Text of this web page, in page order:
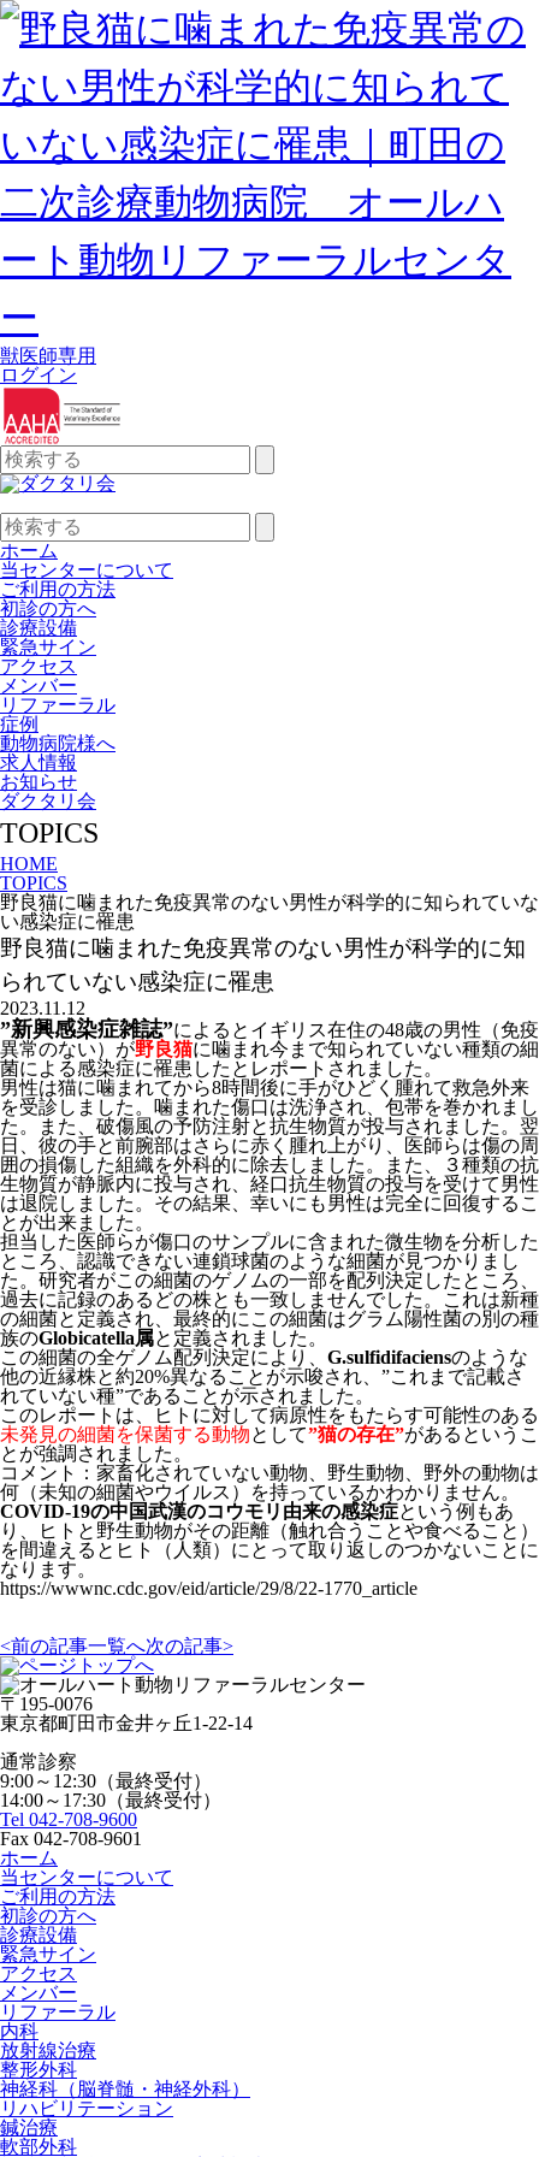
獣医師専用
ログイン
検
索:
検
索:
ホーム
当センターについて
ご利用の方法
初診の方へ
診療設備
緊急サイン
アクセス
メンバー
リファーラル
症例
動物病院様へ
求人情報
お知らせ
ダクタリ会
TOPICS
HOME
TOPICS
野良猫に噛まれた免疫異常のない男性が科学的に知られていな
い感染症に罹患
野良猫に噛まれた免疫異常のない男性が科学的に知
られていない感染症に罹患
2023.11.12
”新興感染症雑誌”によるとイギリス在住の48歳の男性（免疫
異常のない）が野良猫に噛まれ今まで知られていない種類の細
菌による感染症に罹患したとレポートされました。
男性は猫に噛まれてから8時間後に手がひどく腫れて救急外来
を受診しました。噛まれた傷口は洗浄され、包帯を巻かれまし
た。また、破傷風の予防注射と抗生物質が投与されました。翌
日、彼の手と前腕部はさらに赤く腫れ上がり、医師らは傷の周
囲の損傷した組織を外科的に除去しました。また、３種類の抗
生物質が静脈内に投与され、経口抗生物質の投与を受けて男性
は退院しました。その結果、幸いにも男性は完全に回復するこ
とが出来ました。
担当した医師らが傷口のサンプルに含まれた微生物を分析した
ところ、認識できない連鎖球菌のような細菌が見つかりまし
た。研究者がこの細菌のゲノムの一部を配列決定したところ、
過去に記録のあるどの株とも一致しませんでした。これは新種
の細菌と定義され、最終的にこの細菌はグラム陽性菌の別の種
族のGlobicatella属と定義されました。
この細菌の全ゲノム配列決定により、 G.sulfidifaciensのような
他の近縁株と約20%異なることが示唆され、”これまで記載さ
れていない種”であることが示されました。
このレポートは、ヒトに対して病原性をもたらす可能性のある
未発見の細菌を保菌する動物として”猫の存在”があるというこ
とが強調されました。
コメント：家畜化されていない動物、野生動物、野外の動物は
何（未知の細菌やウイルス）を持っているかわかりません。
COVID-19の中国武漢のコウモリ由来の感染症という例もあ
り、ヒトと野生動物がその距離（触れ合うことや食べること）
を間違えるとヒト（人類）にとって取り返しのつかないことに
なります。
https://wwwnc.cdc.gov/eid/article/29/8/22-1770_article
<前の記事一覧へ次の記事>
〒195-0076
東京都町田市金井ヶ丘1-22-14
通常診察
9:00～12:30（最終受付）
14:00～17:30（最終受付）
Tel 042-708-9600
Fax 042-708-9601
ホーム
当センターについて
ご利用の方法
初診の方へ
診療設備
緊急サイン
アクセス
メンバー
リファーラル
内科
放射線治療
整形外科
神経科（脳脊髄・神経外科）
リハビリテーション
鍼治療
軟部外科